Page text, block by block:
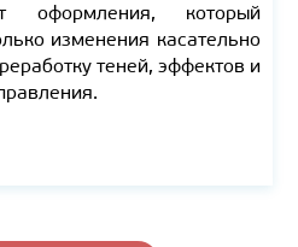
оформления, который
изменения касательно
теней, эффектов и